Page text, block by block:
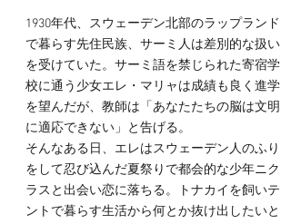
1930年代、スウェーデン北部のラップランド
で暮らす先住民族、サーミ人は差別的な扱い
を受けていた。サーミ語を禁じられた寄宿学
校に通う少女エレ・マリャは成績も良く進学
を望んだが、教師は「あなたたちの脳は文明
に適応できない」と告げる。
そんなある日、エレはスウェーデン人のふり
をして忍び込んだ夏祭りで都会的な少年ニク
ラスと出会い恋に落ちる。トナカイを飼いテ
ントで暮らす生活から何とか抜け出したいと